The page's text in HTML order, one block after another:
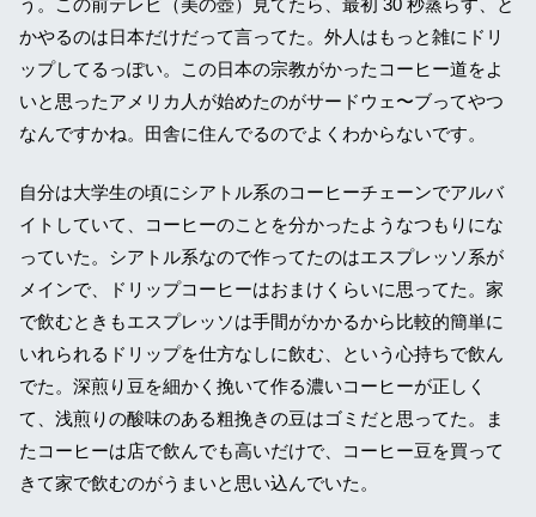
かやるのは日本だけだって言ってた。外人はもっと雑にドリ
ップしてるっぽい。この日本の宗教がかったコーヒー道をよ
いと思ったアメリカ人が始めたのがサードウェ〜ブってやつ
なんですかね。田舎に住んでるのでよくわからないです。
自分は大学生の頃にシアトル系のコーヒーチェーンでアルバ
イトしていて、コーヒーのことを分かったようなつもりにな
っていた。シアトル系なので作ってたのはエスプレッソ系が
メインで、ドリップコーヒーはおまけくらいに思ってた。家
で飲むときもエスプレッソは手間がかかるから比較的簡単に
いれられるドリップを仕方なしに飲む、という心持ちで飲ん
でた。深煎り豆を細かく挽いて作る濃いコーヒーが正しく
て、浅煎りの酸味のある粗挽きの豆はゴミだと思ってた。ま
たコーヒーは店で飲んでも高いだけで、コーヒー豆を買って
きて家で飲むのがうまいと思い込んでいた。